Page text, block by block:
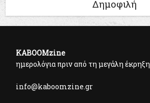
Δημοφιλή
KABOOMzine
ημερολόγια πριν από τη μεγάλη έκρηξη
info@kaboomzine.gr